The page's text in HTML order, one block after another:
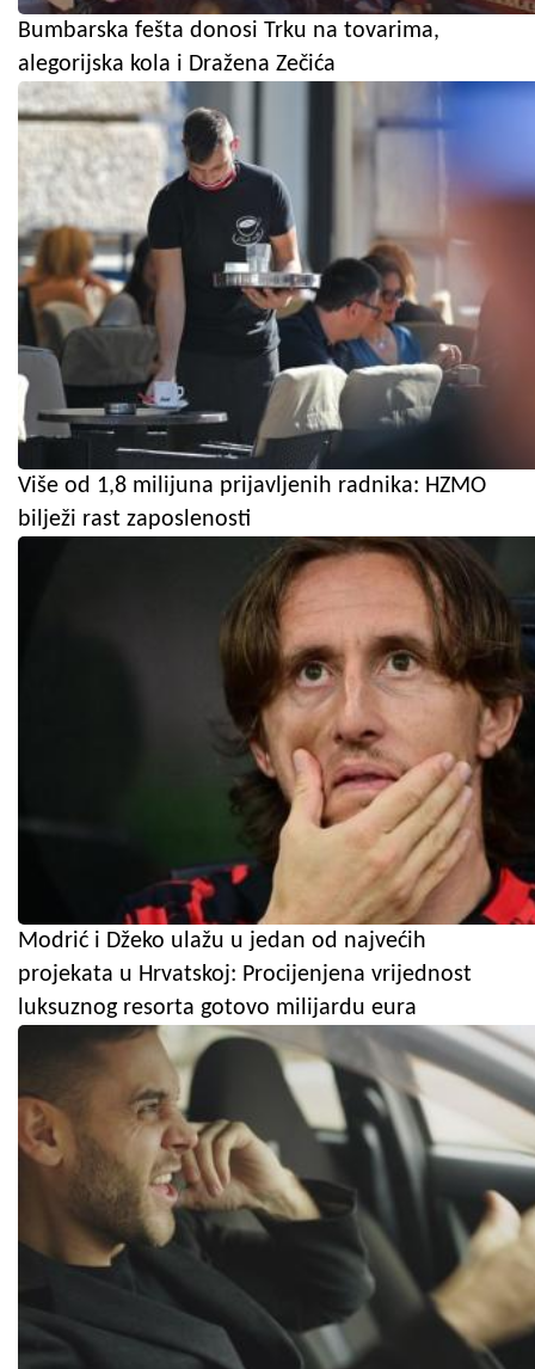
Bumbarska fešta donosi Trku na tovarima,
alegorijska kola i Dražena Zečića
Više od 1,8 milijuna prijavljenih radnika: HZMO
bilježi rast zaposlenosti
Modrić i Džeko ulažu u jedan od najvećih
projekata u Hrvatskoj: Procijenjena vrijednost
luksuznog resorta gotovo milijardu eura